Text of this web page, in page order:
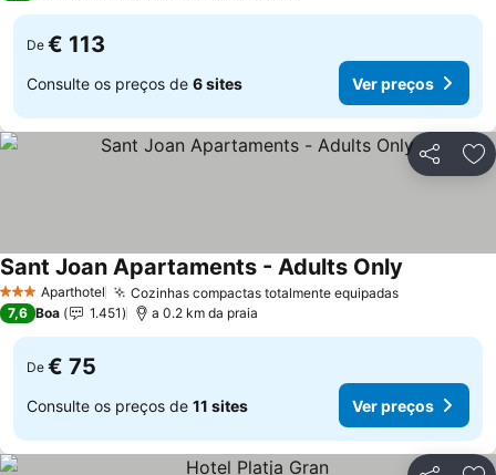
De € 113
Consulte os preços de 6 sites Ver preços
Partilhar
3 EstrelasAparthotel Cozinhas compactas totalmente equipadas
Sant Joan Apartaments - Adults Only
7,6 Boa 1.451 a 0.2 km da praia
De € 75
Consulte os preços de 11 sites Ver preços